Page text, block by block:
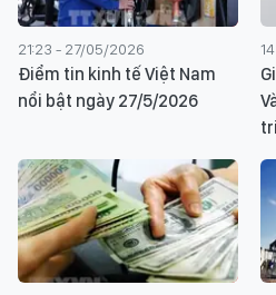
21:23 - 27/05/2026
Điểm tin kinh tế Việt Nam
nổi bật ngày 27/5/2026